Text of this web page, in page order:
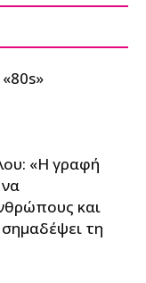
«Η γραφή
και
τη